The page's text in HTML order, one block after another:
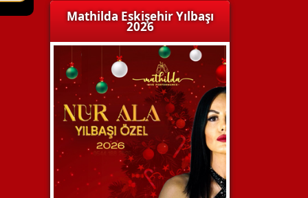
Mathilda Eskişehir Yılbaşı
2026